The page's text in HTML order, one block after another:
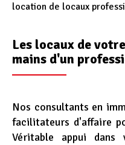
location de locaux
Les locaux de
mains d'un
Nos consultants en
facilitateurs d'affaire
Véritable appui dans